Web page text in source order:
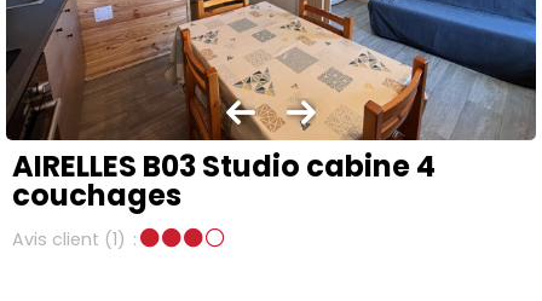
AIRELLES B03 Studio cabine 4
couchages
Avis client (1)